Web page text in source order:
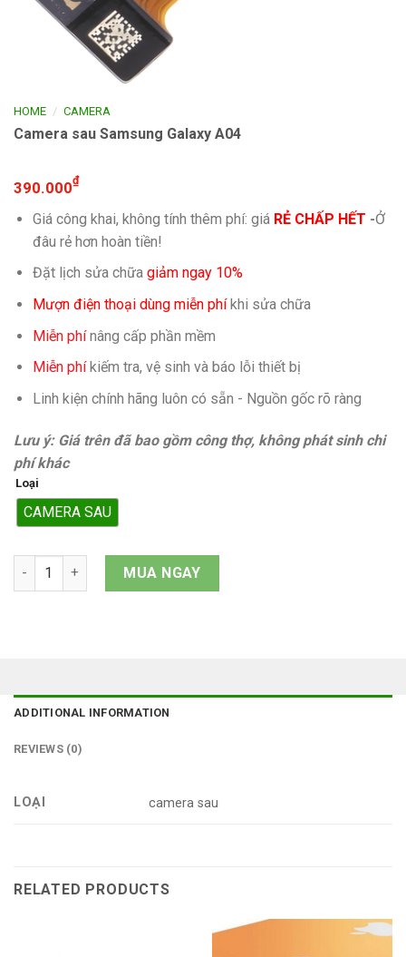
HOME / CAMERA
Camera sau Samsung Galaxy A04
390.000₫
Giá công khai, không tính thêm phí: giá RẺ CHẤP HẾT -Ở
đâu rẻ hơn hoàn tiền!
Đặt lịch sửa chữa giảm ngay 10%
Mượn điện thoại dùng miễn phíkhi sửa chữa
Miễn phínâng cấp phần mềm
Miễn phíkiếm tra, vệ sinh và báo lỗi thiết bị
Linh kiện chính hãng luôn có sẵn - Nguồn gốc rõ ràng
Lưu ý: Giá trên đã bao gồm công thợ, không phát sinh chi
phí khác
Loại
CAMERA SAU
Camera sau Samsung Galaxy A04 quantity
MUA NGAY
ADDITIONAL INFORMATION
REVIEWS (0)
LOẠI camera sau
RELATED PRODUCTS